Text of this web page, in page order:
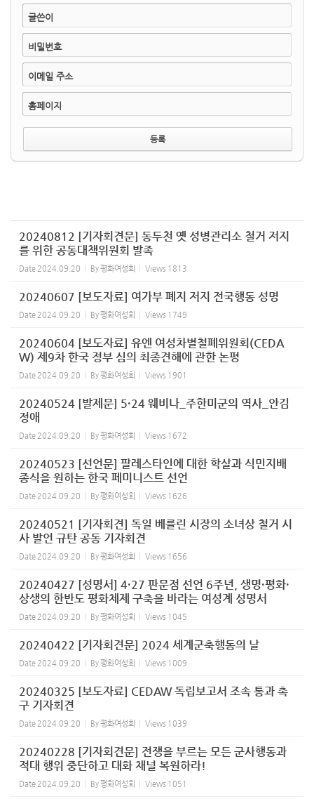
글쓴이
비밀번호
이메일 주소
홈페이지
20240812 [기자회견문] 동두천 옛 성병관리소 철거 저지
를 위한 공동대책위원회 발족
Date 2024.09.20 By평화여성회 Views 1813
20240607 [보도자료] 여가부 폐지 저지 전국행동 성명
Date 2024.09.20 By평화여성회 Views 1749
20240604 [보도자료] 유엔 여성차별철폐위원회(CEDA
W) 제9차 한국 정부 심의 최종견해에 관한 논평
Date 2024.09.20 By평화여성회 Views 1901
20240524 [발제문] 5·24 웨비나_주한미군의 역사_안김
정애
Date 2024.09.20 By평화여성회 Views 1672
20240523 [선언문] 팔레스타인에 대한 학살과 식민지배
종식을 원하는 한국 페미니스트 선언
Date 2024.09.20 By평화여성회 Views 1626
20240521 [기자회견] 독일 베를린 시장의 소녀상 철거 시
사 발언 규탄 공동 기자회견
Date 2024.09.20 By평화여성회 Views 1656
20240427 [성명서] 4·27 판문점 선언 6주년, 생명·평화·
상생의 한반도 평화체제 구축을 바라는 여성계 성명서
Date 2024.09.20 By평화여성회 Views 1045
20240422 [기자회견문] 2024 세계군축행동의 날
Date 2024.09.20 By평화여성회 Views 1009
20240325 [보도자료] CEDAW 독립보고서 조속 통과 촉
구 기자회견
Date 2024.09.20 By평화여성회 Views 1039
20240228 [기자회견문] 전쟁을 부르는 모든 군사행동과
적대 행위 중단하고 대화 채널 복원하라!
Date 2024.09.20 By평화여성회 Views 1051